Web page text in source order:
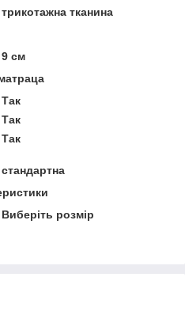
трикотажна тканина
9 см
Так
Так
Так
стандартна
Виберіть розмір